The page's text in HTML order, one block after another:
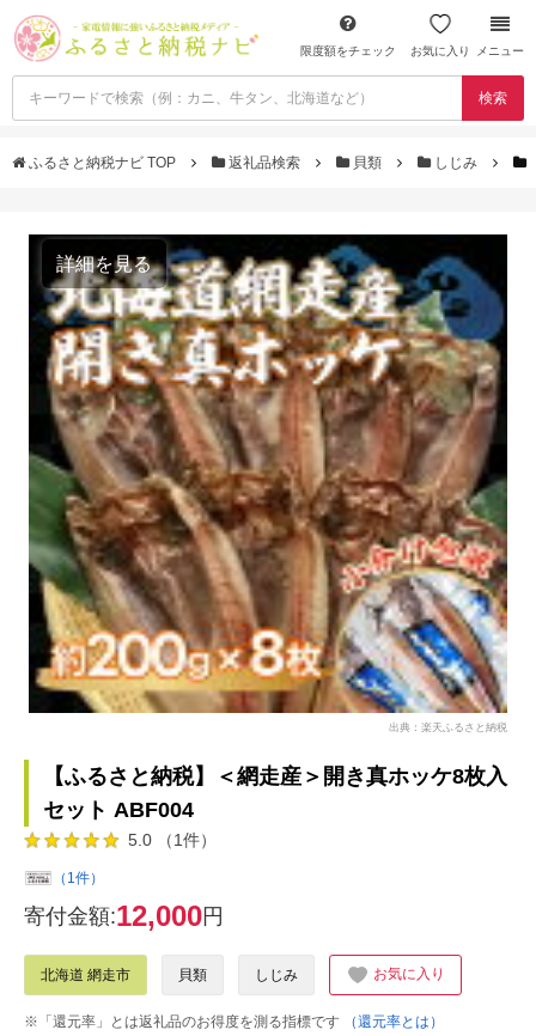
限度額をチェック お気に入り メニュー
検索
ふるさと納税ナビ TOP 返礼品検索 貝類 しじみ
詳細を見る
出典：楽天ふるさと納税
【ふるさと納税】＜網走産＞開き真ホッケ8枚入
セット ABF004
5.0 （1件）
（1件）
寄付金額:12,000円
北海道 網走市 貝類 しじみ お気に入り
※「還元率」とは返礼品のお得度を測る指標です
（還元率とは）